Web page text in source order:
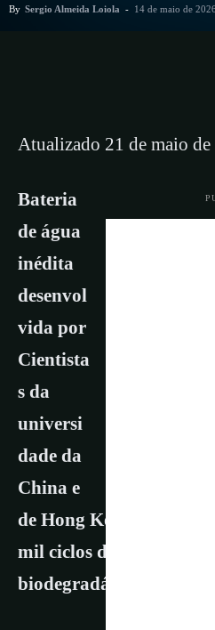
By Sergio Almeida Loiola - 14 de maio de 2026
Atualizado 21 de maio de
Bateria
de água
inédita
desenvol
vida por
Cientista
s da
universi
dade da
China e
de Hong Kong pode
mil ciclos de recarga,
biodegradável e não